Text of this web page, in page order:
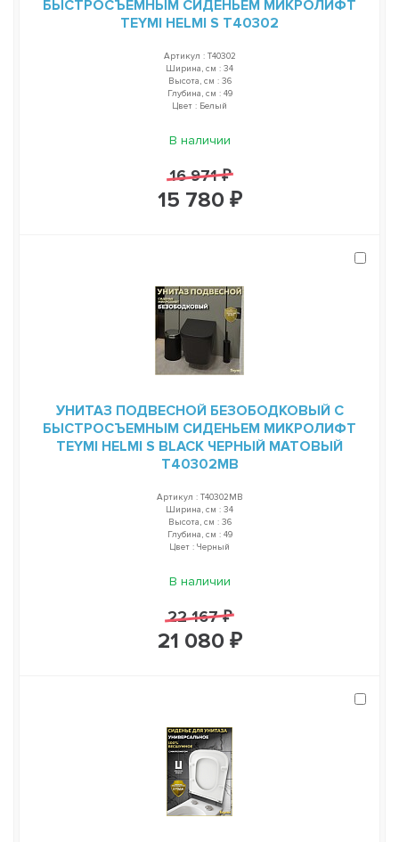
БЫСТРОСЪЕМНЫМ СИДЕНЬЕМ МИКРОЛИФТ
TEYMI HELMI S T40302
Артикул : T40302
Ширина, см : 34
Высота, см : 36
Глубина, см : 49
Цвет : Белый
В наличии
16 971 ₽
15 780 ₽
УНИТАЗ ПОДВЕСНОЙ БЕЗОБОДКОВЫЙ С
БЫСТРОСЪЕМНЫМ СИДЕНЬЕМ МИКРОЛИФТ
TEYMI HELMI S BLACK ЧЕРНЫЙ МАТОВЫЙ
T40302MB
Артикул : T40302MB
Ширина, см : 34
Высота, см : 36
Глубина, см : 49
Цвет : Черный
В наличии
22 167 ₽
21 080 ₽